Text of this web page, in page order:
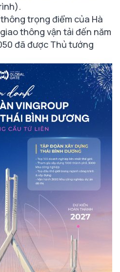
trọng điểm của Hà
thông vận tải đến năm
đã được Thủ tướng